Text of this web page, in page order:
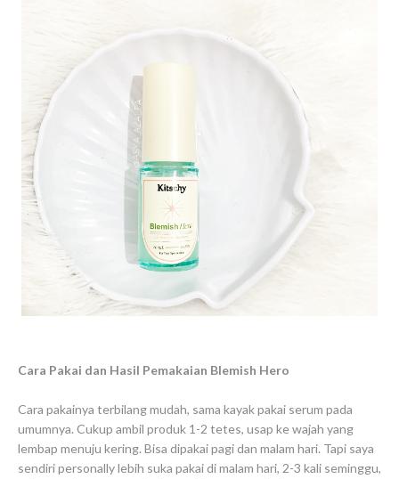
Cara Pakai dan Hasil Pemakaian Blemish Hero
Cara pakainya terbilang mudah, sama kayak pakai serum pada
umumnya. Cukup ambil produk 1-2 tetes, usap ke wajah yang
lembap menuju kering. Bisa dipakai pagi dan malam hari. Tapi saya
sendiri personally lebih suka pakai di malam hari, 2-3 kali seminggu,